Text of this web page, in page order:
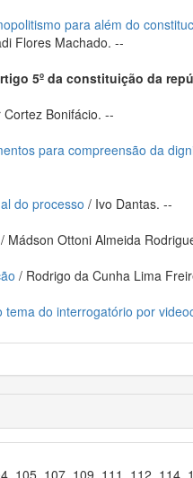
para além do
Flores Machado. --
5º da constituição da
Cortez Bonifácio. --
para compreensão da
do processo / Ivo Dantas. --
/ Mádson Ottoni Almeida
/ Rodrigo da Cunha Lima
do interrogatório por
105, 107, 109, 111, 112,